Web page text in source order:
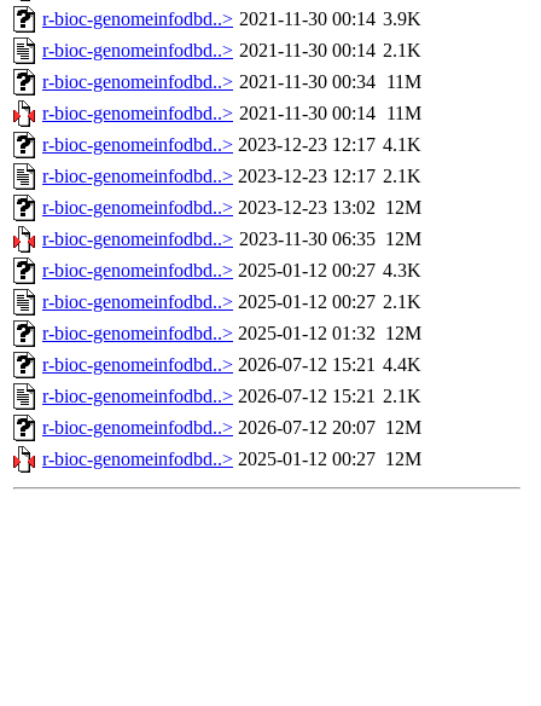
r-bioc-genomeinfodbd..> 2021-11-30 00:14 3.9K
r-bioc-genomeinfodbd..> 2021-11-30 00:14 2.1K
r-bioc-genomeinfodbd..> 2021-11-30 00:34 11M
r-bioc-genomeinfodbd..> 2021-11-30 00:14 11M
r-bioc-genomeinfodbd..> 2023-12-23 12:17 4.1K
r-bioc-genomeinfodbd..> 2023-12-23 12:17 2.1K
r-bioc-genomeinfodbd..> 2023-12-23 13:02 12M
r-bioc-genomeinfodbd..> 2023-11-30 06:35 12M
r-bioc-genomeinfodbd..> 2025-01-12 00:27 4.3K
r-bioc-genomeinfodbd..> 2025-01-12 00:27 2.1K
r-bioc-genomeinfodbd..> 2025-01-12 01:32 12M
r-bioc-genomeinfodbd..> 2026-07-12 15:21 4.4K
r-bioc-genomeinfodbd..> 2026-07-12 15:21 2.1K
r-bioc-genomeinfodbd..> 2026-07-12 20:07 12M
r-bioc-genomeinfodbd..> 2025-01-12 00:27 12M